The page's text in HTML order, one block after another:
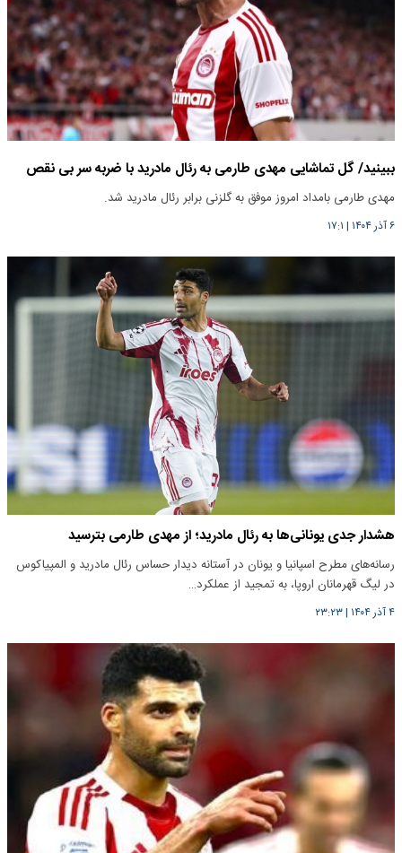
ببینید/ گل تماشایی مهدی طارمی به رئال مادرید با ضربه سر بی نقص
مهدی طارمی بامداد امروز موفق به گلزنی برابر رئال مادرید شد.
۶ آذر ۱۴۰۴ | ۱۷:۱
هشدار جدی یونانی‌ها به رئال مادرید؛ از مهدی طارمی بترسید
رسانه‌های مطرح اسپانیا و یونان در آستانه دیدار حساس رئال مادرید و المپیاکوس
در لیگ قهرمانان اروپا، به تمجید از عملکرد…
۴ آذر ۱۴۰۴ |۲۳:۲۳